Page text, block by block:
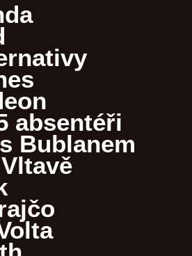
absentéři
Bublanem